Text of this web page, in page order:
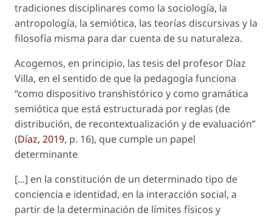
tradiciones disciplinares como la sociología, la
antropología, la semiótica, las teorías discursivas y la
filosofía misma para dar cuenta de su naturaleza.
Acogemos, en principio, las tesis del profesor Díaz
Villa, en el sentido de que la pedagogía funciona
“como dispositivo transhistórico y como gramática
semiótica que está estructurada por reglas (de
distribución, de recontextualización y de evaluación”
(Díaz, 2019, p. 16), que cumple un papel
determinante
[...] en la constitución de un determinado tipo de
conciencia e identidad, en la interacción social, a
partir de la determinación de límites físicos y